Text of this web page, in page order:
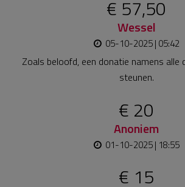
€ 57,50
Wessel
05-10-2025 | 05:42
Zoals beloofd, een donatie namens alle
steunen.
€ 20
Anoniem
01-10-2025 | 18:55
€ 15